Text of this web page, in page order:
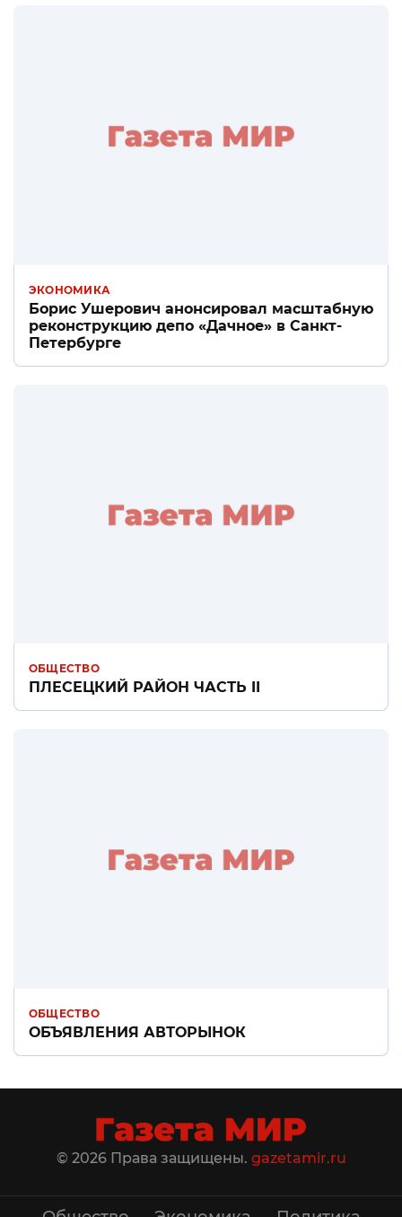
ЭКОНОМИКА
Борис Ушерович анонсировал масштабную
реконструкцию депо «Дачное» в Санкт-
Петербурге
ОБЩЕСТВО
ПЛЕСЕЦКИЙ РАЙОН ЧАСТЬ II
ОБЩЕСТВО
ОБЪЯВЛЕНИЯ АВТОРЫНОК
© 2026 Права защищены. gazetamir.ru